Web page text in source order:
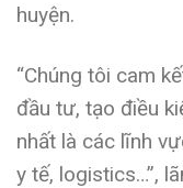
huyện.
“Chúng tôi cam
đầu tư, tạo điều
nhất là các lĩnh
y tế, logistics…”,